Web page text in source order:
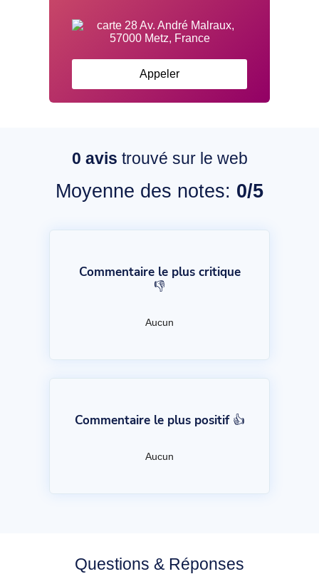
Appeler
0 avis trouvé sur le web
Moyenne des notes: 0/5
Commentaire le plus critique
👎
Aucun
Commentaire le plus positif 👍
Aucun
Questions & Réponses